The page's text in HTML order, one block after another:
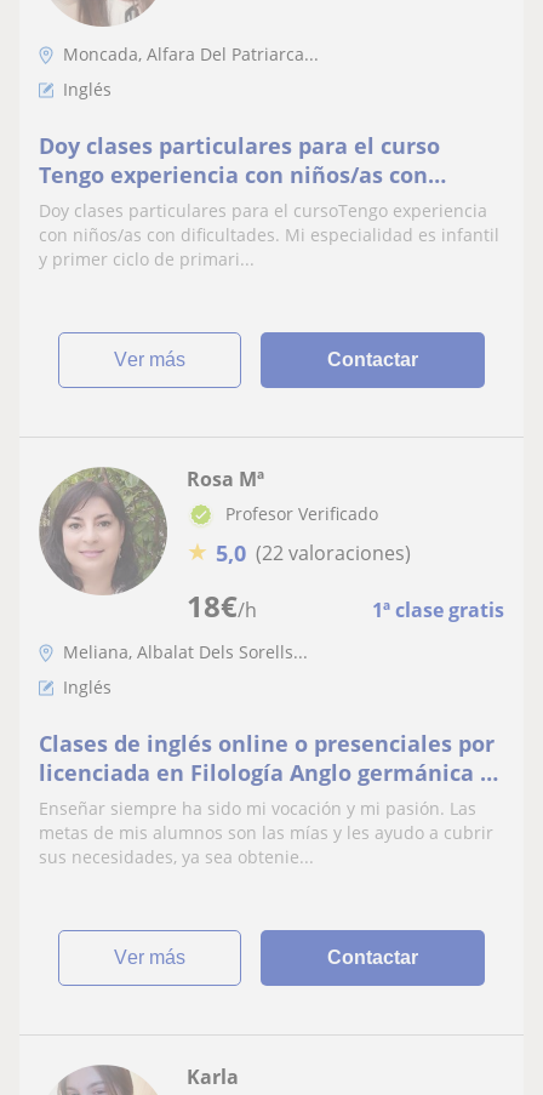
Moncada, Alfara Del Patriarca...
Inglés
Doy clases particulares para el curso
Tengo experiencia con niños/as con
dificultades. Mi especialidad es infantil y
primer ciclo de primaria (hasta los 8
años). Horario de tarde
Doy clases particulares para el cursoTengo experiencia
con niños/as con dificultades. Mi especialidad es infantil
y primer ciclo de primari...
ver más Contactar
18€/h 1ª clase gratis
Rosa Mª
Profesor Verificado
★ 5,0 (22 valoraciones)
Meliana, Albalat Dels Sorells...
Inglés
Clases de inglés online o presenciales por
licenciada en Filología Anglo germánica y
en posesión del CAP. Más de 25 años de
experiencia. Preparación de A2, B1, B2, C1
y C2. Clases para empresas. Preparación
Enseñar siempre ha sido mi vocación y mi pasión. Las
metas de mis alumnos son las mías y les ayudo a cubrir
sus necesidades, ya sea obtenie...
ver más Contactar
Karla